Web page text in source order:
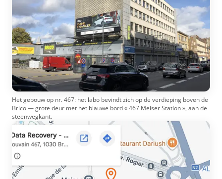
Het gebouw op nr. 467: het labo bevindt zich op de verdieping boven de
Brico — grote deur met het blauwe bord « 467 Meiser Station », aan de
steenwegkant.